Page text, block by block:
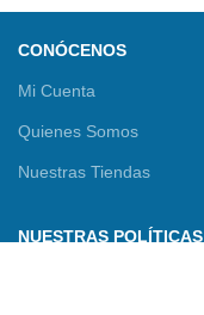
CONÓCENOS
Mi Cuenta
Quienes Somos
Nuestras Tiendas
NUESTRAS POLÍTICAS